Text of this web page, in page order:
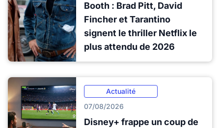
Booth : Brad Pitt, David
Fincher et Tarantino
signent le thriller Netflix le
plus attendu de 2026
Actualité
07/08/2026
Disney+ frappe un coup de